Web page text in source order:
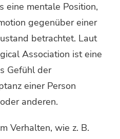
eine mentale Position,
gegenüber einer
betrachtet. Laut
Association ist eine
Gefühl der
einer Person
anderen.
Verhalten, wie z. B.